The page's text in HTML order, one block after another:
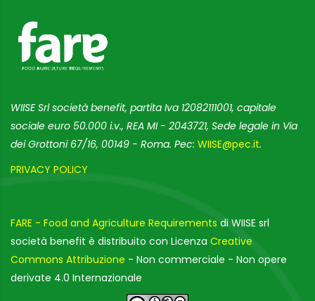
WIISE Srl società benefit, partita Iva 12082111001, capitale
sociale euro 50.000 i.v., REA MI - 2043721, Sede legale in Via
dei Grottoni 67/16, 00149 - Roma. Pec: WIISE@pec.it.
PRIVACY POLICY
FARE - Food and Agriculture Requirements di WIISE srl
società benefit è distribuito con Licenza Creative
Commons Attribuzione - Non commerciale - Non opere
derivate 4.0 Internazionale